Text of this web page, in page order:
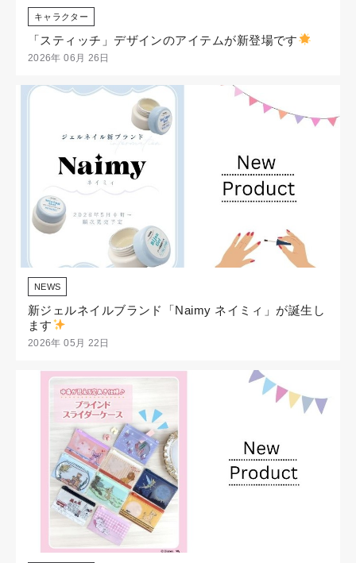
キャラクター
「スティッチ」デザインのアイテムが新登場です
2026年 06月 26日
NEWS
新ジェルネイルブランド「Naimy ネイミィ」が誕生し
ます
2026年 05月 22日